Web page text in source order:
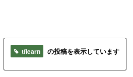
tflearn の投稿を表示しています